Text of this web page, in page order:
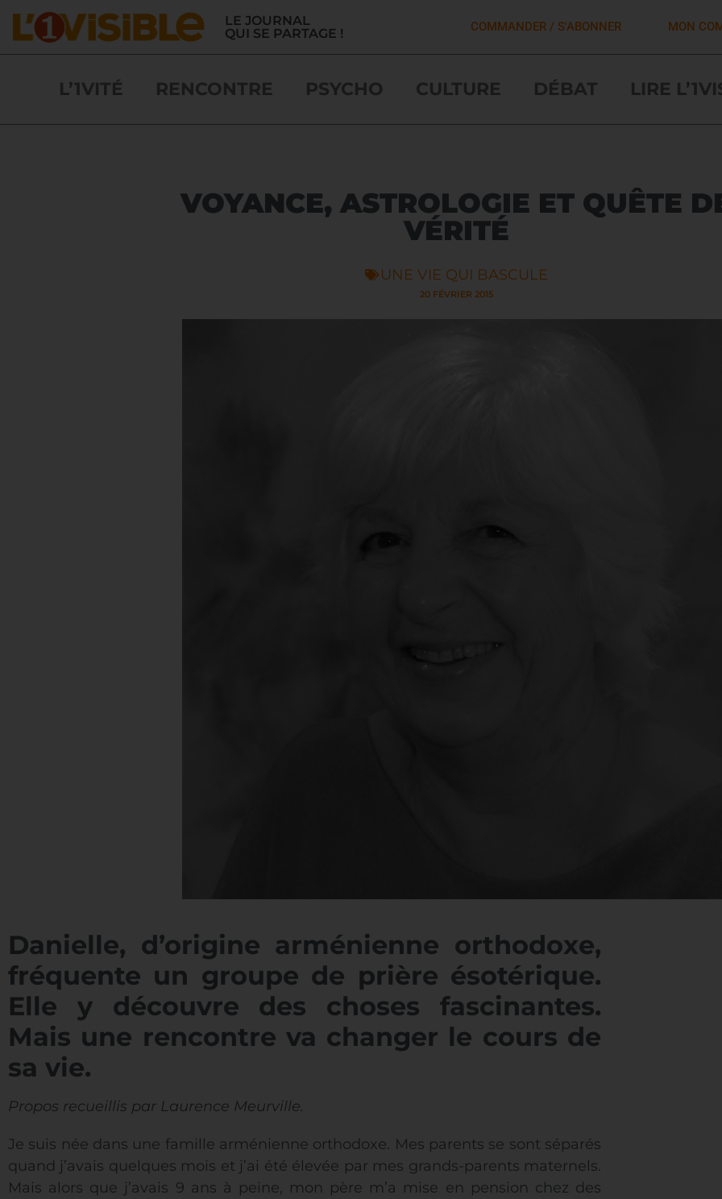
LE JOURNAL
QUI SE PARTAGE !
COMMANDER / S'ABONNER MON
L’1VITÉ RENCONTRE PSYCHO CULTURE DÉBAT LIRE
VOYANCE, ASTROLOGIE ET QUÊTE
VÉRITÉ
UNE VIE QUI BASCULE
20 FÉVRIER 2015
Danielle, d’origine arménienne orthodoxe,
fréquente un groupe de prière ésotérique.
Elle y découvre des choses fascinantes.
Mais une rencontre va changer le cours de
sa vie.
Propos recueillis par Laurence Meurville.
Je suis née dans une famille arménienne orthodoxe. Mes parents se sont séparés
quand j’avais quelques mois et j’ai été élevée par mes grands-parents maternels.
Mais alors que j’avais 9 ans à peine, mon père m’a mise en pension chez des